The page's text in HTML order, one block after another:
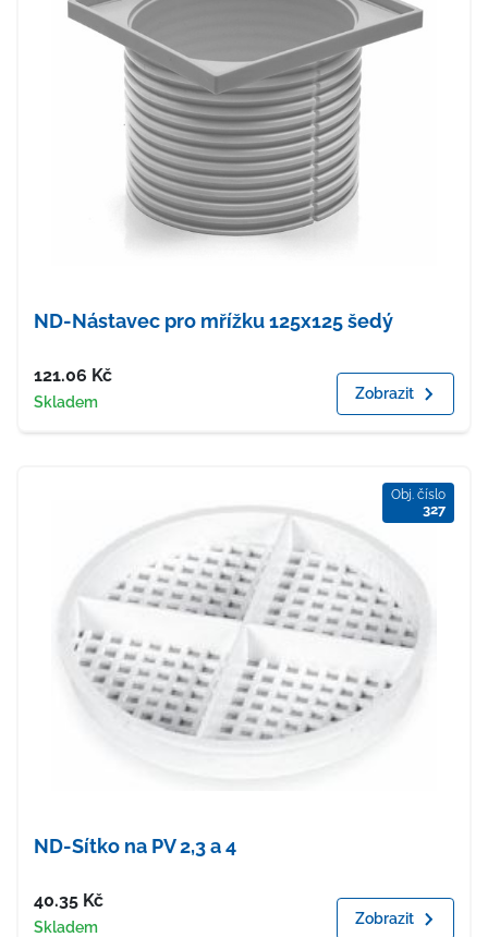
ND-Nástavec pro mřížku 125x125 šedý
Cena
121.06 Kč
Dostupnost
Skladem Zobrazit
Obj. číslo
327
ND-Sítko na PV 2,3 a 4
Cena
40.35 Kč
Dostupnost
Skladem Zobrazit